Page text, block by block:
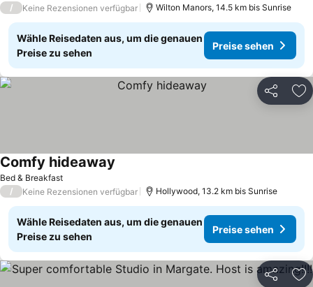
/ Keine Rezensionen verfügbar Wilton Manors, 14.5 km bis Sunrise
Wähle Reisedaten aus, um die genauen
Preise zu sehen
Preise sehen
Teilen
Bed & Breakfast
Comfy hideaway
/ Keine Rezensionen verfügbar Hollywood, 13.2 km bis Sunrise
Wähle Reisedaten aus, um die genauen
Preise zu sehen
Preise sehen
Teilen